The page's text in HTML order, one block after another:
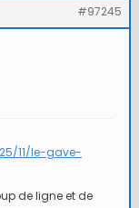
#97245
11/le-gave-
de ligne et de